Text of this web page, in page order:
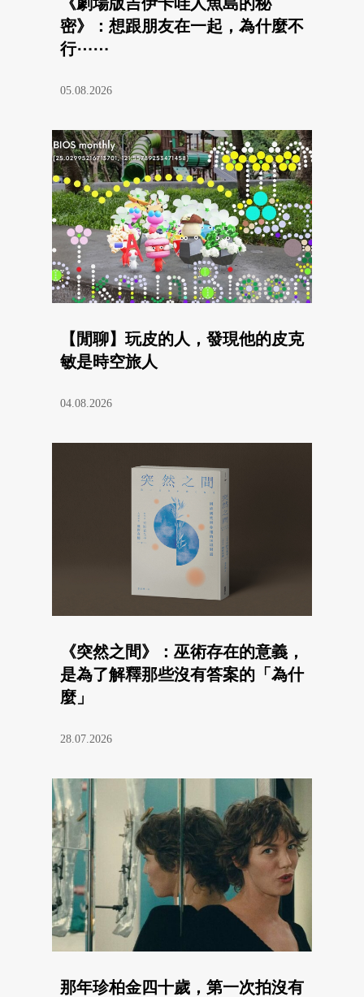
密》：想跟朋友在一起，為什麼不
行⋯⋯
05.08.2026
【閒聊】玩皮的人，發現他的皮克
敏是時空旅人
04.08.2026
《突然之間》：巫術存在的意義，
是為了解釋那些沒有答案的「為什
麼」
28.07.2026
那年珍柏金四十歲，第一次拍沒有